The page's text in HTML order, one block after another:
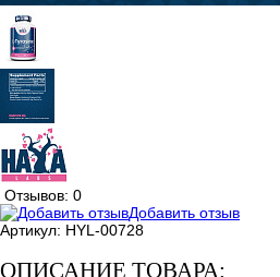
Отзывов: 0
Добавить отзыв
Артикул: HYL-00728
ОПИСАНИЕ ТОВАРА: